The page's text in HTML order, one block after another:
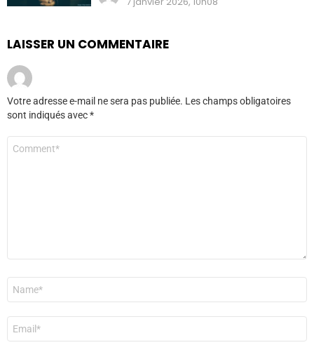
LAISSER UN COMMENTAIRE
Votre adresse e-mail ne sera pas publiée. Les champs obligatoires
sont indiqués avec*
mail
*